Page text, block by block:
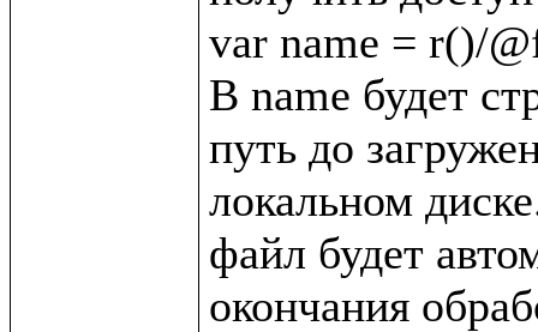
var name = r()/
В name будет
путь до
локальном
файл будет
окончания